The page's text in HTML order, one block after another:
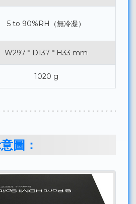
5 to 90%RH（無冷凝）
W297 * D137 * H33 mm
1020 g
圖：